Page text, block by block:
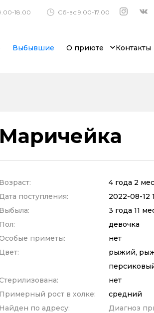
18.00 Сб-вс:9.00-17.00
Выбывшие О приюте Контакты
Маричейка
Возраст:
4 года 2
поступления:
2022-08-12
Выбыла:
3 года 11
Пол:
девочка
приметы:
нет
Цвет:
рыжий,
нет
Примерный рост в холке:
средний
Найден по адресу:
Диагноз